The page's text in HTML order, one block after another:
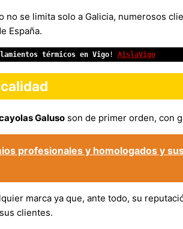
no se limita solo a Galicia, numerosos
España.
térmicos en Vigo ! AislaVigo
Galuso son de primer orden, con
profesionales y homologados y
marca ya que, ante todo, su
clientes.